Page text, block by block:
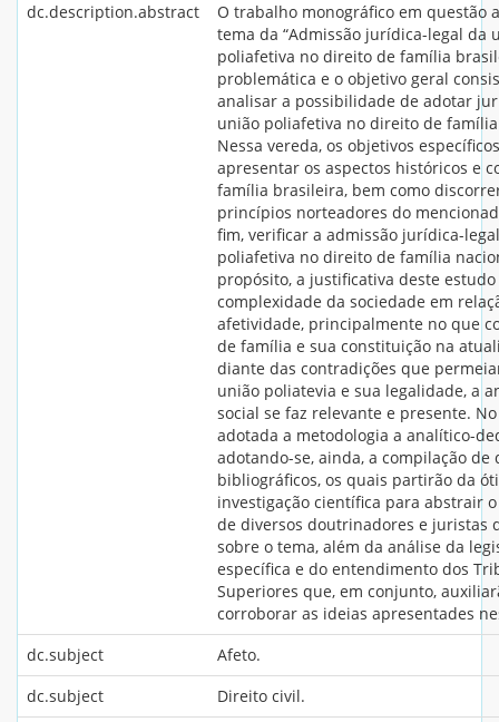
dc.description.abstract
O trabalho monográfico em questão
tema da “Admissão jurídica-legal da
poliafetiva no direito de família
problemática e o objetivo geral
analisar a possibilidade de adotar
união poliafetiva no direito de
Nessa vereda, os objetivos
apresentar os aspectos históricos e
família brasileira, bem como
princípios norteadores do
fim, verificar a admissão jurídica-
poliafetiva no direito de família
propósito, a justificativa deste
complexidade da sociedade em
afetividade, principalmente no que
de família e sua constituição na
diante das contradições que
união poliatevia e sua legalidade, a
social se faz relevante e presente.
adotada a metodologia a analítico-
adotando-se, ainda, a compilação de
bibliográficos, os quais partirão da
investigação científica para abstrair
de diversos doutrinadores e juristas
sobre o tema, além da análise da
específica e do entendimento dos
Superiores que, em conjunto,
corroborar as ideias apresentades
dc.subject
Afeto.
dc.subject
Direito civil.